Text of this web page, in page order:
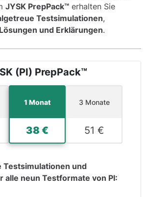
JYSK PrepPack™ erhalten Sie
Testsimulationen,
und Erklärungen.
(PI) PrepPack™
1 Monat
38 €
3 Monate
51 €
Testsimulationen und
alle neun Testformate von PI: